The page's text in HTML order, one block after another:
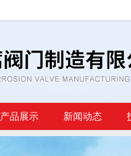
产品展示 新闻动态